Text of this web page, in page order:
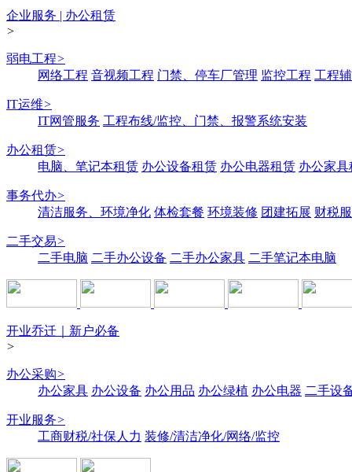
企业服务 | 办公租赁
>
弱电工程>
网络工程 音视频工程 门禁、停车厂管理 监控工程 工程
IT运维>
IT网管服务 工程布线/监控、门禁、报警系统安装
办公租赁>
电脑、笔记本租赁 办公设备租赁 办公电器租赁 办公家具
事务代办>
清洁服务、环境净化 体检套餐 环境装修 团建拓展 财税
二手交易>
二手电脑 二手办公设备 二手办公家具 二手笔记本电脑
开业乔迁｜新户必备
>
办公采购>
办公家具 办公设备 办公用品 办公绿植 办公电器 二手设
开业服务>
工商财税/社保人力 装修/清洁净化/网络/监控